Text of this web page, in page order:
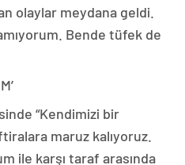
olaylar meydana geldi.
Bende tüfek de
“Kendimizi bir
maruz kalıyoruz.
ile karşı taraf arasında